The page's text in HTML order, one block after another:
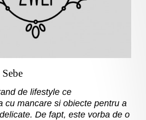
de lifestyle ce
cu mancare si obiecte pentru a
De fapt, este vorba de o